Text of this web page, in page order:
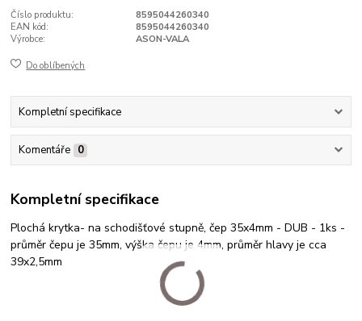
Číslo produktu:
8595044260340
EAN kód:
8595044260340
Výrobce:
ASON-VALA
Do oblíbených
Kompletní specifikace
Komentáře 0
Kompletní specifikace
Plochá krytka- na schodišťové stupně, čep 35x4mm - DUB - 1ks -
průměr čepu je 35mm, výška čepu je 4mm, průměr hlavy je cca
39x2,5mm